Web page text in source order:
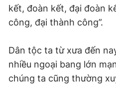
kết, đoàn kết, đại đoàn
công, đại thành công”.
Dân tộc ta từ xưa đến
nhiều ngoại bang lớn
chúng ta cũng thường